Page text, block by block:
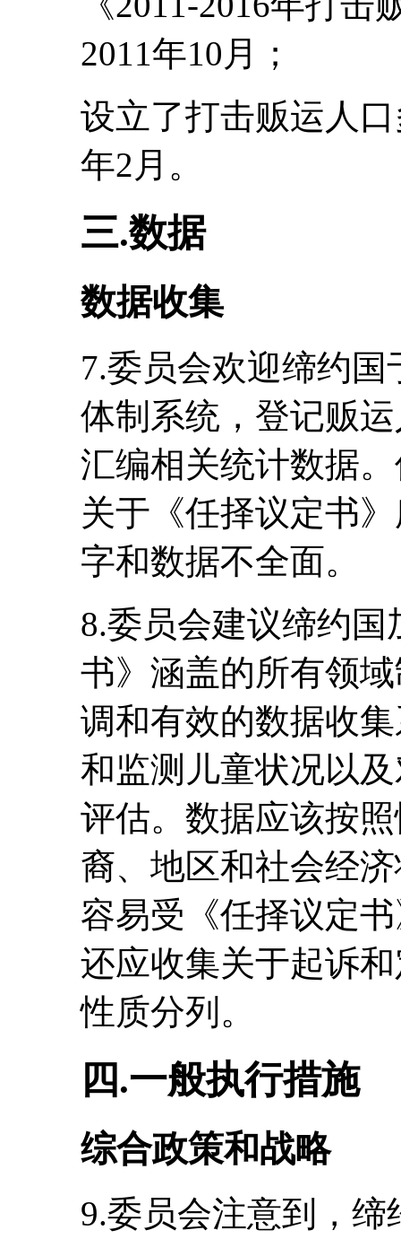
2011年10月；
设立了打击贩运人
年2月。
三.数据
数据收集
7.委员会欢迎缔约国
体制系统，登记贩
汇编相关统计数据
关于《任择议定书
字和数据不全面。
8.委员会建议缔约
书》涵盖的所有领
调和有效的数据收
和监测儿童状况以
评估。数据应该按
裔、地区和社会经
容易受《任择议定
还应收集关于起诉
性质分列。
四.一般执行措施
综合政策和战略
9.委员会注意到，缔